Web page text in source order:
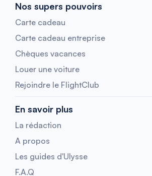
Nos supers pouvoirs
Carte cadeau
Carte cadeau entreprise
Chèques vacances
Louer une voiture
Rejoindre le FlightClub
En savoir plus
La rédaction
A propos
Les guides d'Ulysse
F.A.Q